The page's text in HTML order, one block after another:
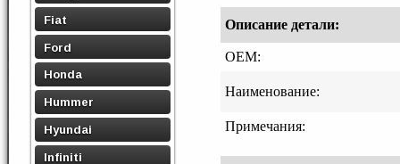
Fiat
Ford
Honda
Hummer
Hyundai
Infiniti
Описание детали:
OEM:
Наименование:
Примечания: